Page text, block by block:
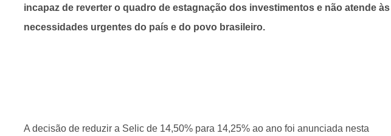
incapaz de reverter o quadro de estagnação dos investimentos e não atende às
necessidades urgentes do país e do povo brasileiro.
A decisão de reduzir a Selic de 14,50% para 14,25% ao ano foi anunciada nesta